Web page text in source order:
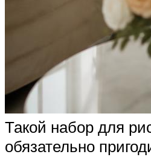
Такой набор для
обязательно